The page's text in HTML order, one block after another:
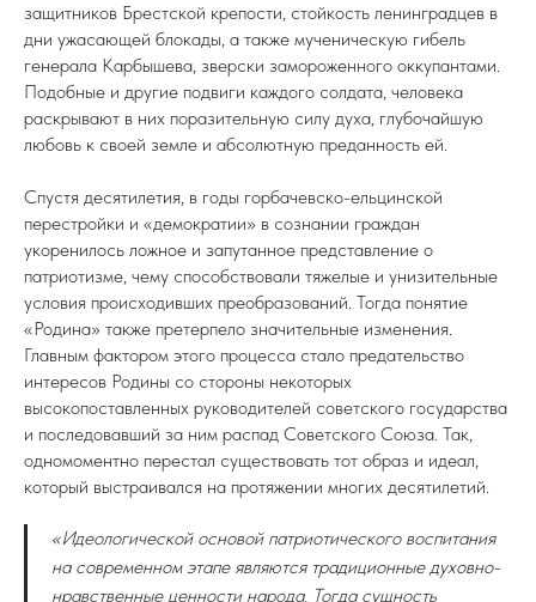
защитников Брестской крепости, стойкость ленинградцев в
дни ужасающей блокады, а также мученическую гибель
генерала Карбышева, зверски замороженного оккупантами.
Подобные и другие подвиги каждого солдата, человека
раскрывают в них поразительную силу духа, глубочайшую
любовь к своей земле и абсолютную преданность ей.
Спустя десятилетия, в годы горбачевско-ельцинской
перестройки и «демократии» в сознании граждан
укоренилось ложное и запутанное представление о
патриотизме, чему способствовали тяжелые и унизительные
условия происходивших преобразований. Тогда понятие
«Родина» также претерпело значительные изменения.
Главным фактором этого процесса стало предательство
интересов Родины со стороны некоторых
высокопоставленных руководителей советского государства
и последовавший за ним распад Советского Союза. Так,
одномоментно перестал существовать тот образ и идеал,
который выстраивался на протяжении многих десятилетий.
«Идеологической основой патриотического воспитания
на современном этапе являются традиционные духовно-
нравственные ценности народа. Тогда сущность